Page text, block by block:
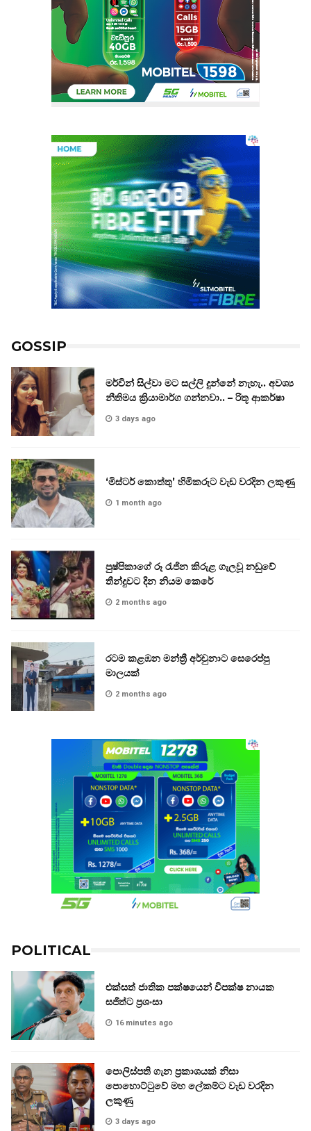
GOSSIP
මර්වින් සිල්වා මට සල්ලි දුන්නේ නැහැ.. අවශ්‍ය
නීතිමය ක්‍රියාමාර්ග ගන්නවා.. – රිතූ ආකර්ෂා
3 days ago
‘මිස්ටර් කොත්තු’ හිමිකරුට වැඩ වරදින ලකුණු
1 month ago
පුෂ්පිකාගේ රූ රැජින කිරුළ ගැලවූ නඩුවේ
තීන්දුවට දින නියම කෙරේ
2 months ago
රටම කළඹන මන්ත්‍රී අර්චුනාට සෙරෙප්පු
මාලයක්
2 months ago
POLITICAL
එක්සත් ජාතික පක්ෂයෙන් විපක්ෂ නායක
සජිත්ට ප්‍රශංසා
16 minutes ago
පොලිස්පති ගැන ප්‍රකාශයක් නිසා
පොහොට්ටුවේ මහ ලේකම්ට වැඩ වරදින
ලකුණු
3 days ago